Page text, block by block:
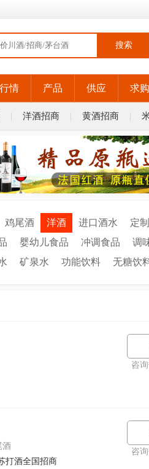
搜索
行情 产品 供应 求购
洋酒招商 黄酒招商
鸡尾酒 洋酒 进口酒水 定
婴幼儿食品 冲调食品 调
矿泉水 功能饮料 无糖饮
咨
酒
打酒全国招商
咨